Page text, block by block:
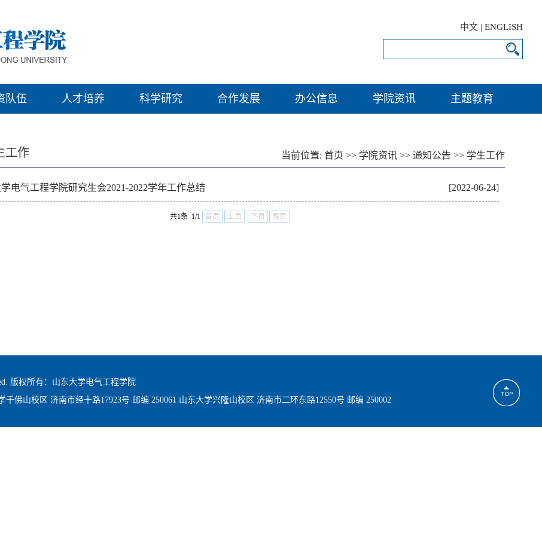
中文 | ENGLISH
队伍 人才培养 科学研究 合作发展 办公信息 学院资讯 主题教育
工作 当前位置: 首页 >> 学院资讯 >> 通知公告 >> 学生工作
[2022-06-24]
电气工程学院研究生会2021-2022学年工作总结
共1条 1/1 首页 上页 下页 尾页
版权所有：山东大学电气工程学院
千佛山校区 济南市经十路17923号 邮编 250061 山东大学兴隆山校区 济南市二环东路12550号 邮编 250002